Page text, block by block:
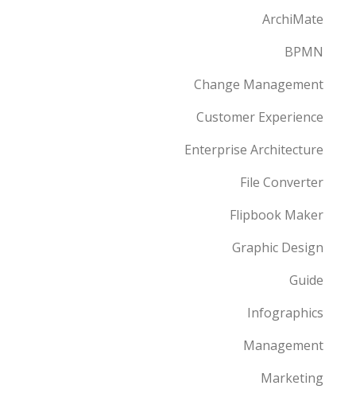
ArchiMate
BPMN
Change Management
Customer Experience
Enterprise Architecture
File Converter
Flipbook Maker
Graphic Design
Guide
Infographics
Management
Marketing